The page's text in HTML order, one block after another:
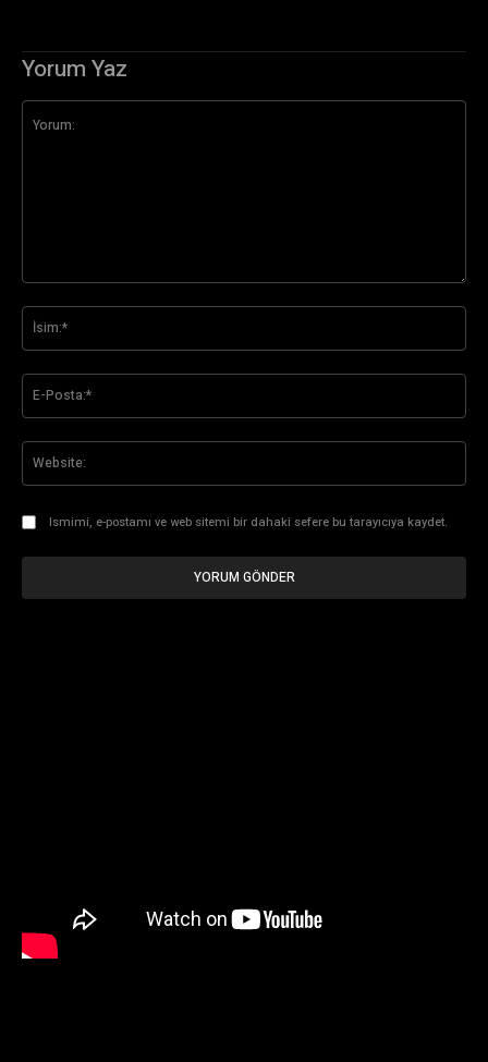
Yorum Yaz
Ismimi, e-postamı ve web sitemi bir dahaki sefere bu tarayıcıya kaydet.